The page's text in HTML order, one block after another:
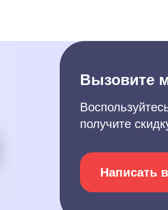
Вызовите
получите
Написать